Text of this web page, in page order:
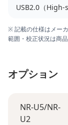
USB2.0（High-
※ 記載の仕様はメー
範囲・校正状況は商
オプション
NR-U5/NR-
U2